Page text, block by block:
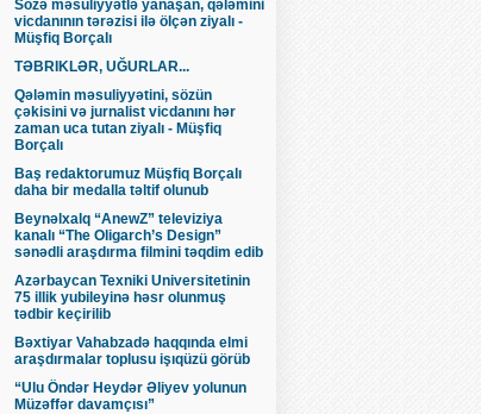
Sözə məsuliyyətlə yanaşan, qələmini
vicdanının tərəzisi ilə ölçən ziyalı -
Müşfiq Borçalı
TƏBRIKLƏR, UĞURLAR...
Qələmin məsuliyyətini, sözün
çəkisini və jurnalist vicdanını hər
zaman uca tutan ziyalı - Müşfiq
Borçalı
Baş redaktorumuz Müşfiq Borçalı
daha bir medalla təltif olunub
Beynəlxalq “AnewZ” televiziya
kanalı “The Oligarch’s Design”
sənədli araşdırma filmini təqdim edib
Azərbaycan Texniki Universitetinin
75 illik yubileyinə həsr olunmuş
tədbir keçirilib
Bəxtiyar Vahabzadə haqqında elmi
araşdırmalar toplusu işıqüzü görüb
“Ulu Öndər Heydər Əliyev yolunun
Müzəffər davamçısı”